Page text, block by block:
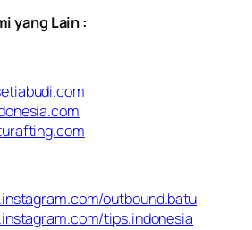
yang Lain :
outbound.batu
tips.indonesia